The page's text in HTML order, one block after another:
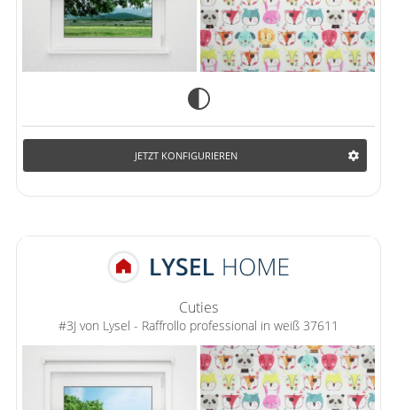
JETZT KONFIGURIEREN
Cuties
#3J von Lysel - Raffrollo professional in weiß 37611